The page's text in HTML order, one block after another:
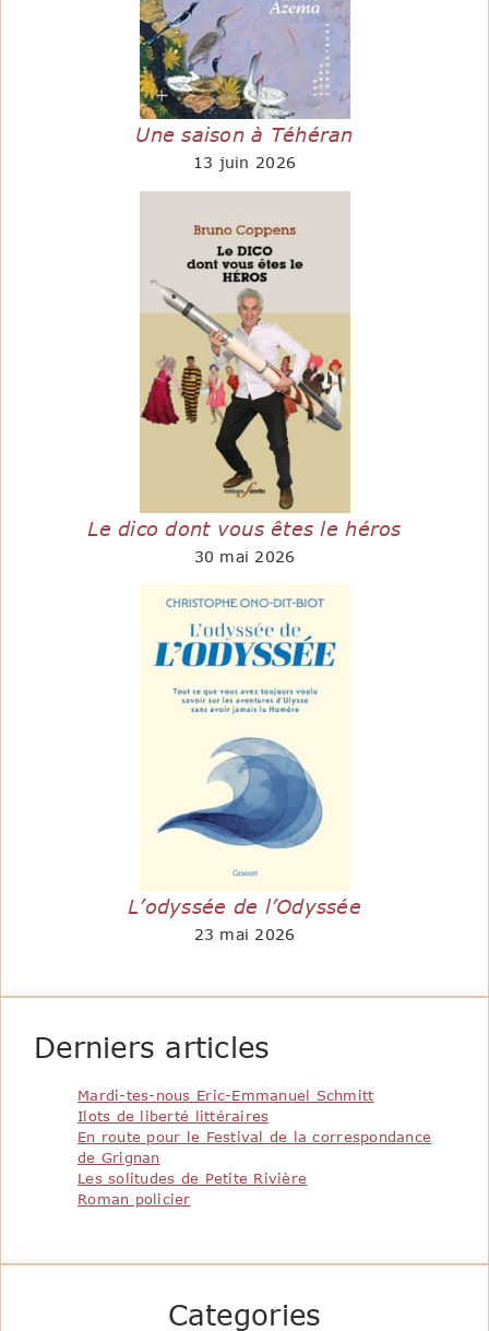
Une saison à Téhéran
13 juin 2026
Le dico dont vous êtes le héros
30 mai 2026
L’odyssée de l’Odyssée
23 mai 2026
Derniers articles
Mardi-tes-nous Eric-Emmanuel Schmitt
Ilots de liberté littéraires
En route pour le Festival de la correspondance
de Grignan
Les solitudes de Petite Rivière
Roman policier
Categories